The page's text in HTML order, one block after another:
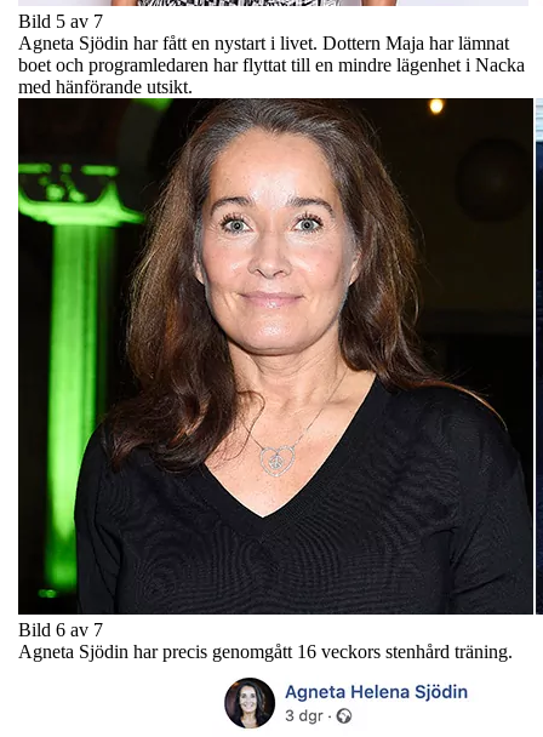
Bild 5 av 7
Agneta Sjödin har fått en nystart i livet. Dottern Maja har lämnat
boet och programledaren har flyttat till en mindre lägenhet i Nacka
med hänförande utsikt.
Bild 6 av 7
Agneta Sjödin har precis genomgått 16 veckors stenhård träning.